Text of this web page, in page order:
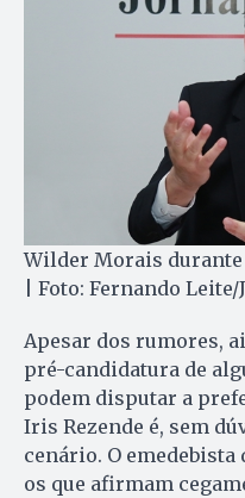
Wilder Morais durante
| Foto: Fernando
Apesar dos rumores,
pré-candidatura de
podem disputar a
Iris Rezende é, sem
cenário. O
os que afirmam